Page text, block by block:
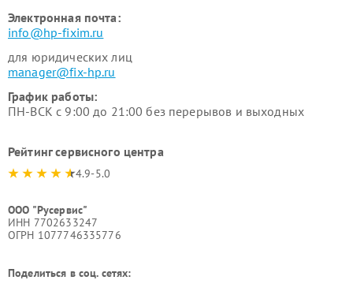
Электронная почта:
info@hp-fixim.ru
для юридических лиц
manager@fix-hp.ru
График работы:
ПН-ВСК с 9:00 до 21:00 без перерывов и выходных
Рейтинг сервисного центра
4.9-5.0
ООО "Русервис"
ИНН 7702633247
ОГРН 1077746335776
Поделиться в соц. сетях: